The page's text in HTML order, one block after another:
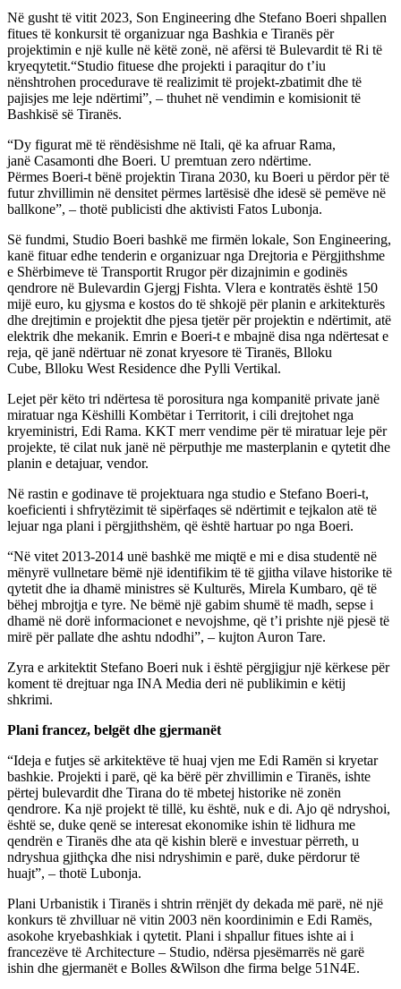
Në gusht të vitit 2023, Son Engineering dhe Stefano Boeri shpallen
fitues të konkursit të organizuar nga Bashkia e Tiranës për
projektimin e një kulle në këtë zonë, në afërsi të Bulevardit të Ri të
kryeqytetit.“Studio fituese dhe projekti i paraqitur do t’iu
nënshtrohen procedurave të realizimit të projekt-zbatimit dhe të
pajisjes me leje ndërtimi”, – thuhet në vendimin e komisionit të
Bashkisë së Tiranës.
“Dy figurat më të rëndësishme në Itali, që ka afruar Rama,
janë Casamonti dhe Boeri. U premtuan zero ndërtime.
Përmes Boeri-t bënë projektin Tirana 2030, ku Boeri u përdor për të
futur zhvillimin në densitet përmes lartësisë dhe idesë së pemëve në
ballkone”, – thotë publicisti dhe aktivisti Fatos Lubonja.
Së fundmi, Studio Boeri bashkë me firmën lokale, Son Engineering,
kanë fituar edhe tenderin e organizuar nga Drejtoria e Përgjithshme
e Shërbimeve të Transportit Rrugor për dizajnimin e godinës
qendrore në Bulevardin Gjergj Fishta. Vlera e kontratës është 150
mijë euro, ku gjysma e kostos do të shkojë për planin e arkitekturës
dhe drejtimin e projektit dhe pjesa tjetër për projektin e ndërtimit, atë
elektrik dhe mekanik. Emrin e Boeri-t e mbajnë disa nga ndërtesat e
reja, që janë ndërtuar në zonat kryesore të Tiranës, Blloku
Cube, Blloku West Residence dhe Pylli Vertikal.
Lejet për këto tri ndërtesa të porositura nga kompanitë private janë
miratuar nga Këshilli Kombëtar i Territorit, i cili drejtohet nga
kryeministri, Edi Rama. KKT merr vendime për të miratuar leje për
projekte, të cilat nuk janë në përputhje me masterplanin e qytetit dhe
planin e detajuar, vendor.
Në rastin e godinave të projektuara nga studio e Stefano Boeri-t,
koeficienti i shfrytëzimit të sipërfaqes së ndërtimit e tejkalon atë të
lejuar nga plani i përgjithshëm, që është hartuar po nga Boeri.
“Në vitet 2013-2014 unë bashkë me miqtë e mi e disa studentë në
mënyrë vullnetare bëmë një identifikim të të gjitha vilave historike të
qytetit dhe ia dhamë ministres së Kulturës, Mirela Kumbaro, që të
bëhej mbrojtja e tyre. Ne bëmë një gabim shumë të madh, sepse i
dhamë në dorë informacionet e nevojshme, që t’i prishte një pjesë të
mirë për pallate dhe ashtu ndodhi”, – kujton Auron Tare.
Zyra e arkitektit Stefano Boeri nuk i është përgjigjur një kërkese për
koment të drejtuar nga INA Media deri në publikimin e këtij
shkrimi.
Plani francez, belgët dhe gjermanët
“Ideja e futjes së arkitektëve të huaj vjen me Edi Ramën si kryetar
bashkie. Projekti i parë, që ka bërë për zhvillimin e Tiranës, ishte
përtej bulevardit dhe Tirana do të mbetej historike në zonën
qendrore. Ka një projekt të tillë, ku është, nuk e di. Ajo që ndryshoi,
është se, duke qenë se interesat ekonomike ishin të lidhura me
qendrën e Tiranës dhe ata që kishin blerë e investuar përreth, u
ndryshua gjithçka dhe nisi ndryshimin e parë, duke përdorur të
huajt”, – thotë Lubonja.
Plani Urbanistik i Tiranës i shtrin rrënjët dy dekada më parë, në një
konkurs të zhvilluar në vitin 2003 nën koordinimin e Edi Ramës,
asokohe kryebashkiak i qytetit. Plani i shpallur fitues ishte ai i
francezëve të Architecture – Studio, ndërsa pjesëmarrës në garë
ishin dhe gjermanët e Bolles &Wilson dhe firma belge 51N4E.